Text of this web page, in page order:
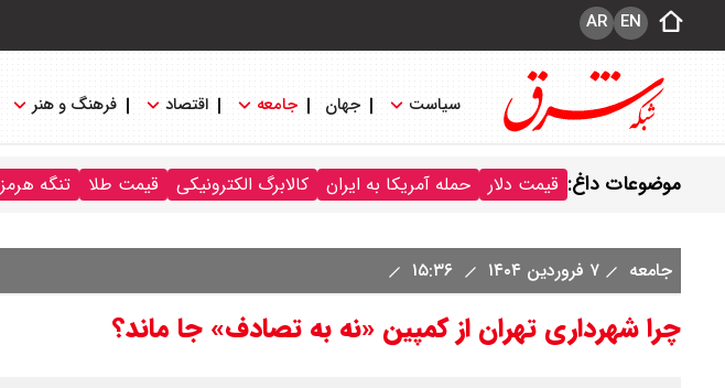
EN
AR
سیاست جهان جامعه اقتصاد فرهنگ و هنر
موضوعات داغ: قیمت دلار حمله آمریکا به ایران کالابرگ الکترونیکی قیمت طلا تنگه هرمز
جامعه ۷ فروردین ۱۴۰۴
چرا شهرداری تهران از کمپین «نه به تصادف» جا ماند؟